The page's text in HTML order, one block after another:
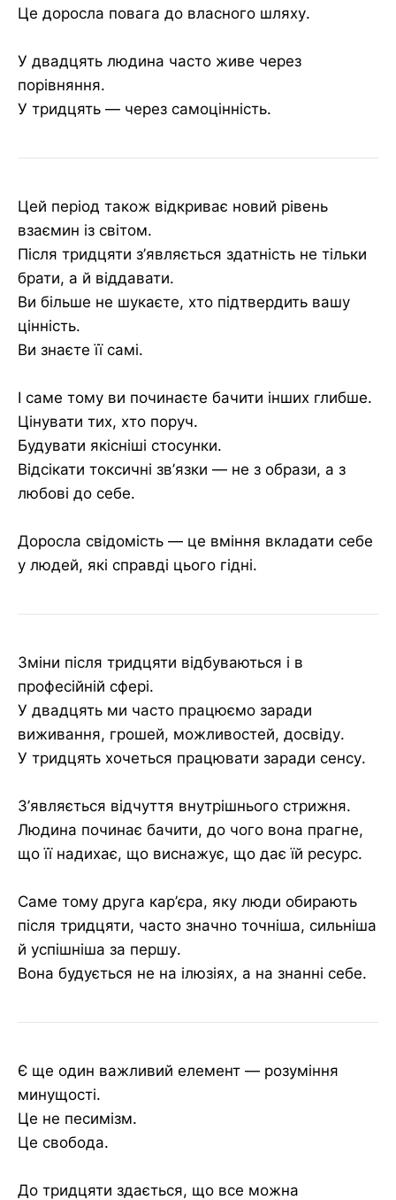
Це доросла повага до власного шляху.
У двадцять людина часто живе через
порівняння.
У тридцять — через самоцінність.
Цей період також відкриває новий рівень
взаємин із світом.
Після тридцяти з’являється здатність не тільки
брати, а й віддавати.
Ви більше не шукаєте, хто підтвердить вашу
цінність.
Ви знаєте її самі.
І саме тому ви починаєте бачити інших глибше.
Цінувати тих, хто поруч.
Будувати якісніші стосунки.
Відсікати токсичні зв’язки — не з образи, а з
любові до себе.
Доросла свідомість — це вміння вкладати себе
у людей, які справді цього гідні.
Зміни після тридцяти відбуваються і в
професійній сфері.
У двадцять ми часто працюємо заради
виживання, грошей, можливостей, досвіду.
У тридцять хочеться працювати заради сенсу.
З’являється відчуття внутрішнього стрижня.
Людина починає бачити, до чого вона прагне,
що її надихає, що виснажує, що дає їй ресурс.
Саме тому друга кар’єра, яку люди обирають
після тридцяти, часто значно точніша, сильніша
й успішніша за першу.
Вона будується не на ілюзіях, а на знанні себе.
Є ще один важливий елемент — розуміння
минущості.
Це не песимізм.
Це свобода.
До тридцяти здається, що все можна